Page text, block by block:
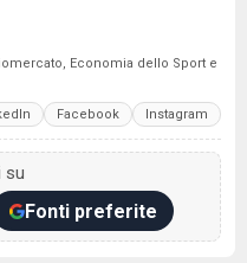
Economia dello Sport e
Facebook Instagram
su
Fonti preferite